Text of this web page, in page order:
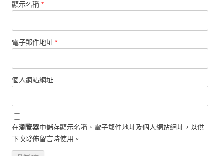
顯示名稱 *
電子郵件地址 *
個人網站網址
在瀏覽器中儲存顯示名稱、電子郵件地址及個人網站網址，以供
下次發佈留言時使用。